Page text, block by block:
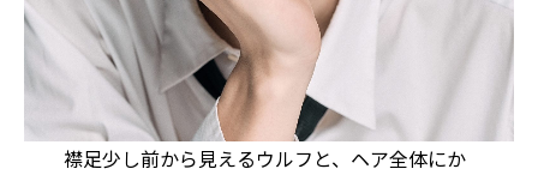
襟足少し前から見えるウルフと、ヘア全体にか